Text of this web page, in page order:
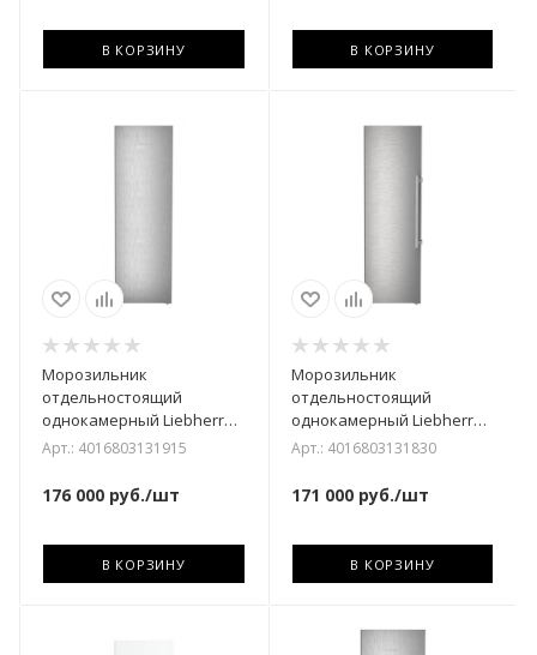
В КОРЗИНУ В КОРЗИНУ
Морозильник
отдельностоящий
однокамерный Liebherr
SFNsfd 5247-22 001
Арт.: 4016803131915
176 000 руб./шт
В КОРЗИНУ
Морозильник
отдельностоящий
однокамерный Liebherr
SFNsdd 5237-22 001
Арт.: 4016803131830
171 000руб./шт
В КОРЗИНУ